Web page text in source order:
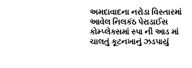
અમદાવાદના નરોડા વિસ્તારમાં
આવેલ નિલકંઠ પેરાડાઈસ
કોમ્પ્લેક્સમાં સ્પા ની આડ માં
ચાલતું કૂટનખાનું ઝડપાયું